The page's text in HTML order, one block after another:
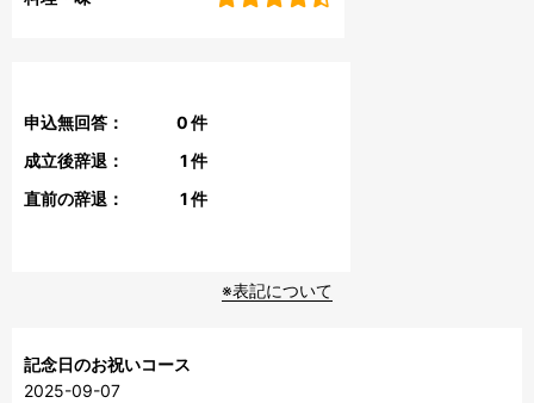
申込無回答： 0件
成立後辞退：
1件
直前の辞退：
1件
※表記について
記念日のお祝いコース
2025-09-07